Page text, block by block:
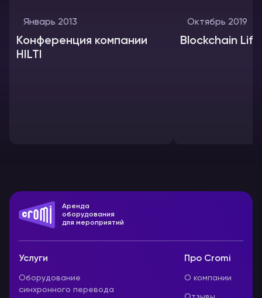
Январь 2013
Конференция компании
HILTI
Октябрь 2019
Blockchain Life
Аренда
оборудования
для мероприятий
Услуги
Оборудование
синхронного перевода
Про Cromi
О компании